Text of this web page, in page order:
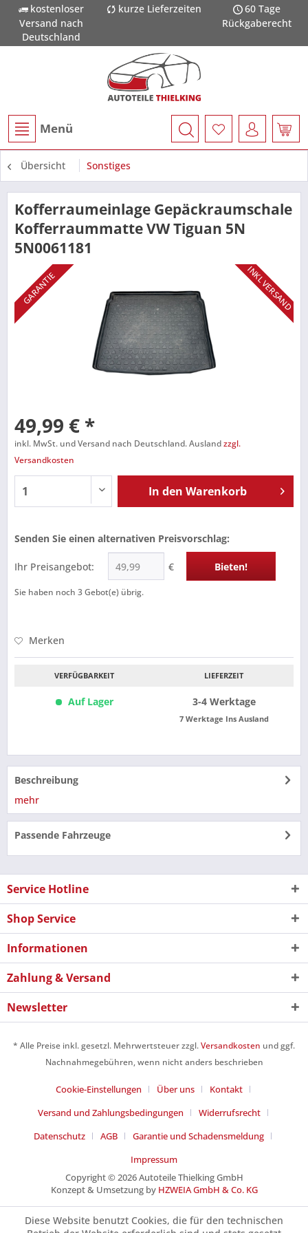
kostenloser
Versand nach
Deutschland
kurze Lieferzeiten
60 Tage
Rückgaberecht
Menü
Übersicht Sonstiges
Kofferraumeinlage Gepäckraumschale
Kofferraummatte VW Tiguan 5N
5N0061181
GARANTIE INKL VERSAND
49,99 € *
inkl. MwSt. und Versand nach Deutschland. Auslandzzgl.
Versandkosten
In den Warenkorb
Senden Sie einen alternativen Preisvorschlag:
Ihr Preisangebot: € Bieten!
Sie haben noch 3Gebot(e) übrig.
Merken
VERFÜGBARKEIT
Auf Lager
LIEFERZEIT
3-4 Werktage
7 Werktage Ins Ausland
Beschreibung
mehr
Passende Fahrzeuge
Service Hotline
Shop Service
Informationen
Zahlung & Versand
Newsletter
* Alle Preise inkl. gesetzl. Mehrwertsteuer zzgl.Versandkosten und ggf.
Nachnahmegebühren, wenn nicht anders beschrieben
Cookie-Einstellungen Über uns
Kontakt
Versand und Zahlungsbedingungen
Widerrufsrecht
Datenschutz
AGB
Garantie und Schadensmeldung
Impressum
Copyright © 2026 Autoteile Thielking GmbH
Konzept & Umsetzung by HZWEIA GmbH & Co. KG
Diese Website benutzt Cookies, die für den technischen